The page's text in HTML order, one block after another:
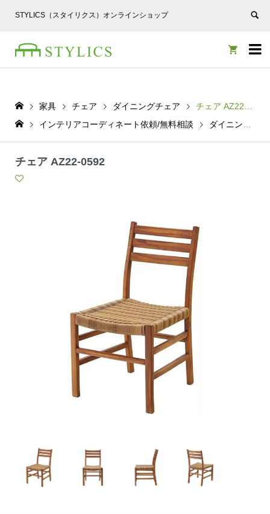
STYLICS（スタイリクス）オンラインショップ


家具 チェア ダイニングチェア
チェア AZ22-0592
インテリアコーディネート依頼/無料相談
ダイニングチェア
チェア AZ22-0592